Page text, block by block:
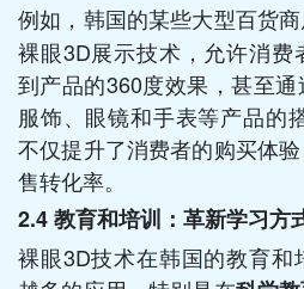
例如，韩国的某些大型百货
裸眼3D展示技术，允许消
到产品的360度效果，甚至
服饰、眼镜和手表等产品的
不仅提升了消费者的购买体
售转化率。
2.4教育和培训：革新学习方
裸眼3D技术在韩国的教育